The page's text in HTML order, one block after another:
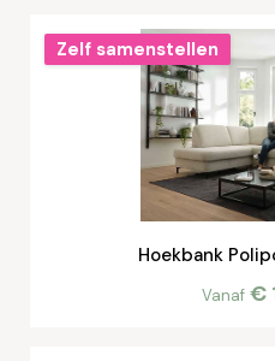
Hoekbank
Vanaf €
Zelf samenstellen